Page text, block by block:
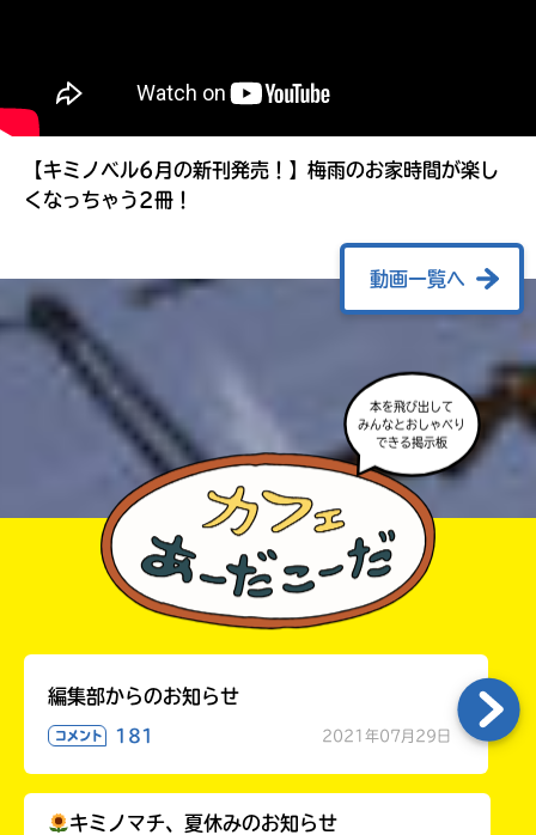
【キミノベル6月の新刊発売！】梅雨のお家時間が楽し
くなっちゃう2冊！
動画一覧へ
本を飛び出して
みんなとおしゃべり
できる掲示板
編集部からのお知らせ
コメント 181 2021年07月29日
キミノマチ、夏休みのお知らせ